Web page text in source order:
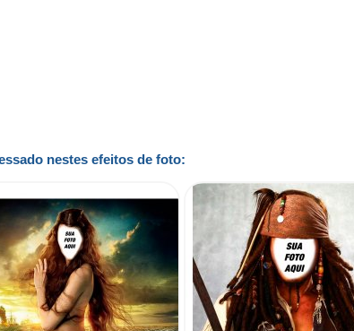
nestes efeitos de foto: